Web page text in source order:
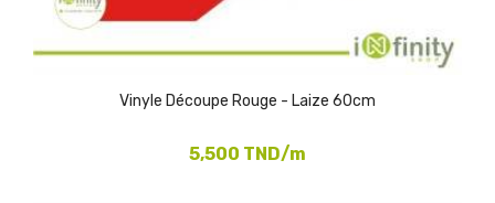
Vinyle Découpe Rouge - Laize 60cm
5,500 TND/m